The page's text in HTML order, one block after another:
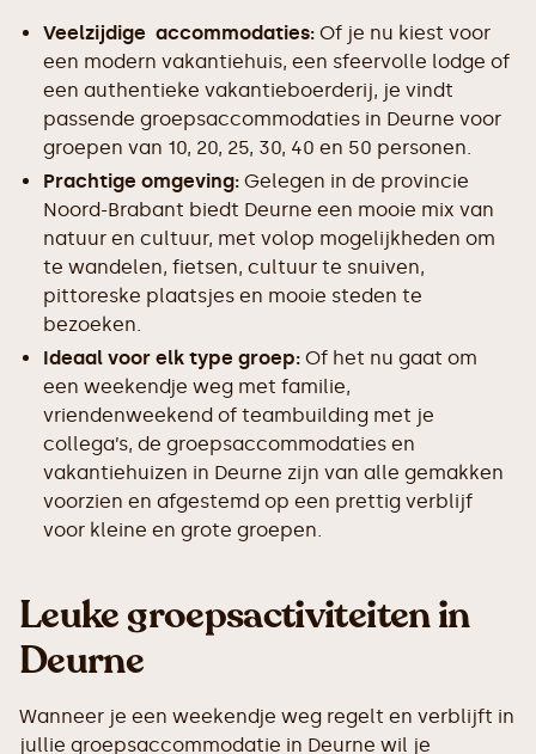
Veelzijdige accommodaties: Of je nu kiest voor
een modern vakantiehuis, een sfeervolle lodge of
een authentieke vakantieboerderij, je vindt
passende groepsaccommodaties in Deurne voor
groepen van 10, 20, 25, 30, 40 en 50 personen.
Prachtige omgeving: Gelegen in de provincie
Noord-Brabant biedt Deurne een mooie mix van
natuur en cultuur, met volop mogelijkheden om
te wandelen, fietsen, cultuur te snuiven,
pittoreske plaatsjes en mooie steden te
bezoeken.
Ideaal voor elk type groep: Of het nu gaat om
een weekendje weg met familie,
vriendenweekend of teambuilding met je
collega’s, de groepsaccommodaties en
vakantiehuizen in Deurne zijn van alle gemakken
voorzien en afgestemd op een prettig verblijf
voor kleine en grote groepen.
Leuke groepsactiviteiten in
Deurne
Wanneer je een weekendje weg regelt en verblijft in
jullie groepsaccommodatie in Deurne wil je